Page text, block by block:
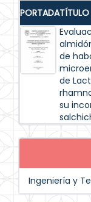
PORTADATÍTULO
de
de
su
Ingeniería y